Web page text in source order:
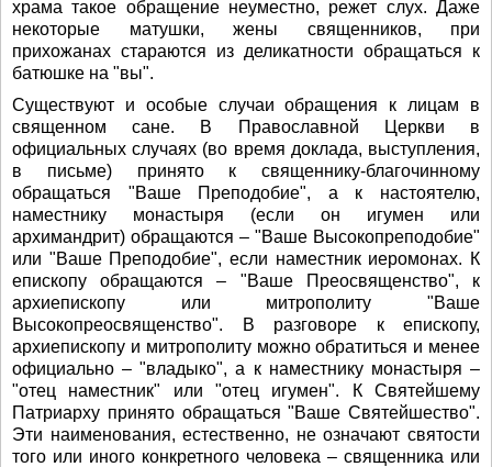
храма такое обращение неуместно, режет слух. Даже
некоторые матушки, жены священников, при
прихожанах стараются из деликатности обращаться к
батюшке на "вы".
Существуют и особые случаи обращения к лицам в
священном сане. В Православной Церкви в
официальных случаях (во время доклада, выступления,
в письме) принято к священнику-благочинному
обращаться "Ваше Преподобие", а к настоятелю,
наместнику монастыря (если он игумен или
архимандрит) обращаются – "Ваше Высокопреподобие"
или "Ваше Преподобие", если наместник иеромонах. К
епископу обращаются – "Ваше Преосвященство", к
архиепископу или митрополиту "Ваше
Высокопреосвященство". В разговоре к епископу,
архиепископу и митрополиту можно обратиться и менее
официально – "владыко", а к наместнику монастыря –
"отец наместник" или "отец игумен". К Святейшему
Патриарху принято обращаться "Ваше Святейшество".
Эти наименования, естественно, не означают святости
того или иного конкретного человека – священника или